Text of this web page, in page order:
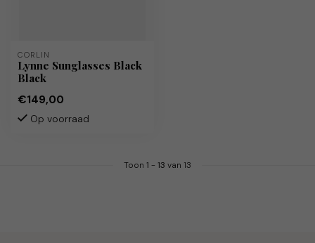
CORLIN
Lynne Sunglasses Black
Black
€149,00
Op voorraad
Toon 1 - 13 van 13